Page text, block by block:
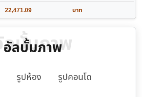
22,471.09 บาท
บั้มภาพ
อัลบั้มภาพ
รูปห้อง รูปคอนโด